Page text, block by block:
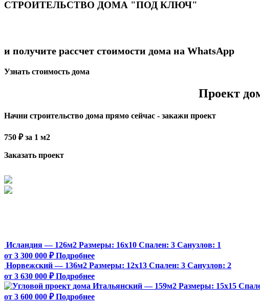
СТРОИТЕЛЬСТВО ДОМА "ПОД КЛЮЧ"
и получите рассчет стоимости дома на WhatsApp
Узнать стоимость дома
Проект
Начни строительство дома прямо сейчас - закажи проект
750 ₽ за 1 м2
Заказать проект
Исландия — 126м2 Размеры: 16х10 Спален: 3 Санузлов: 1
от 3 300 000 ₽ Подробнее
Норвежский — 136м2 Размеры: 12х13 Спален: 3 Санузлов: 2
от 3 630 000 ₽ Подробнее
Итальянский — 159м2 Размеры: 15х15
от 3 600 000 ₽ Подробнее